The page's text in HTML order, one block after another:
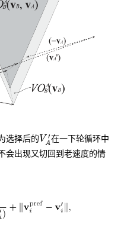
选择后的V ′
A
VA′
在一下轮循环中
会出现又切回到老速度的情